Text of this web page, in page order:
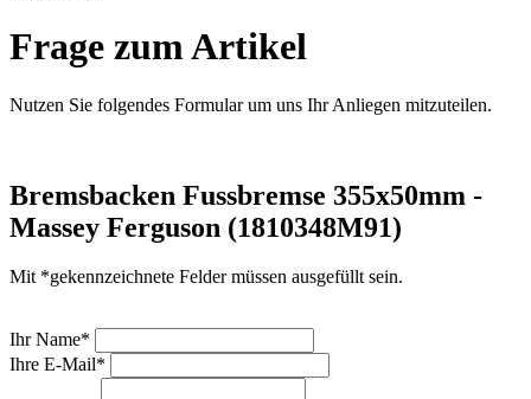
Frage zum Artikel
Nutzen Sie folgendes Formular um uns Ihr Anliegen mitzuteilen.
Bremsbacken Fussbremse 355x50mm -
Massey Ferguson (1810348M91)
Mit *gekennzeichnete Felder müssen ausgefüllt sein.
Ihr Name*
Ihre E-Mail*